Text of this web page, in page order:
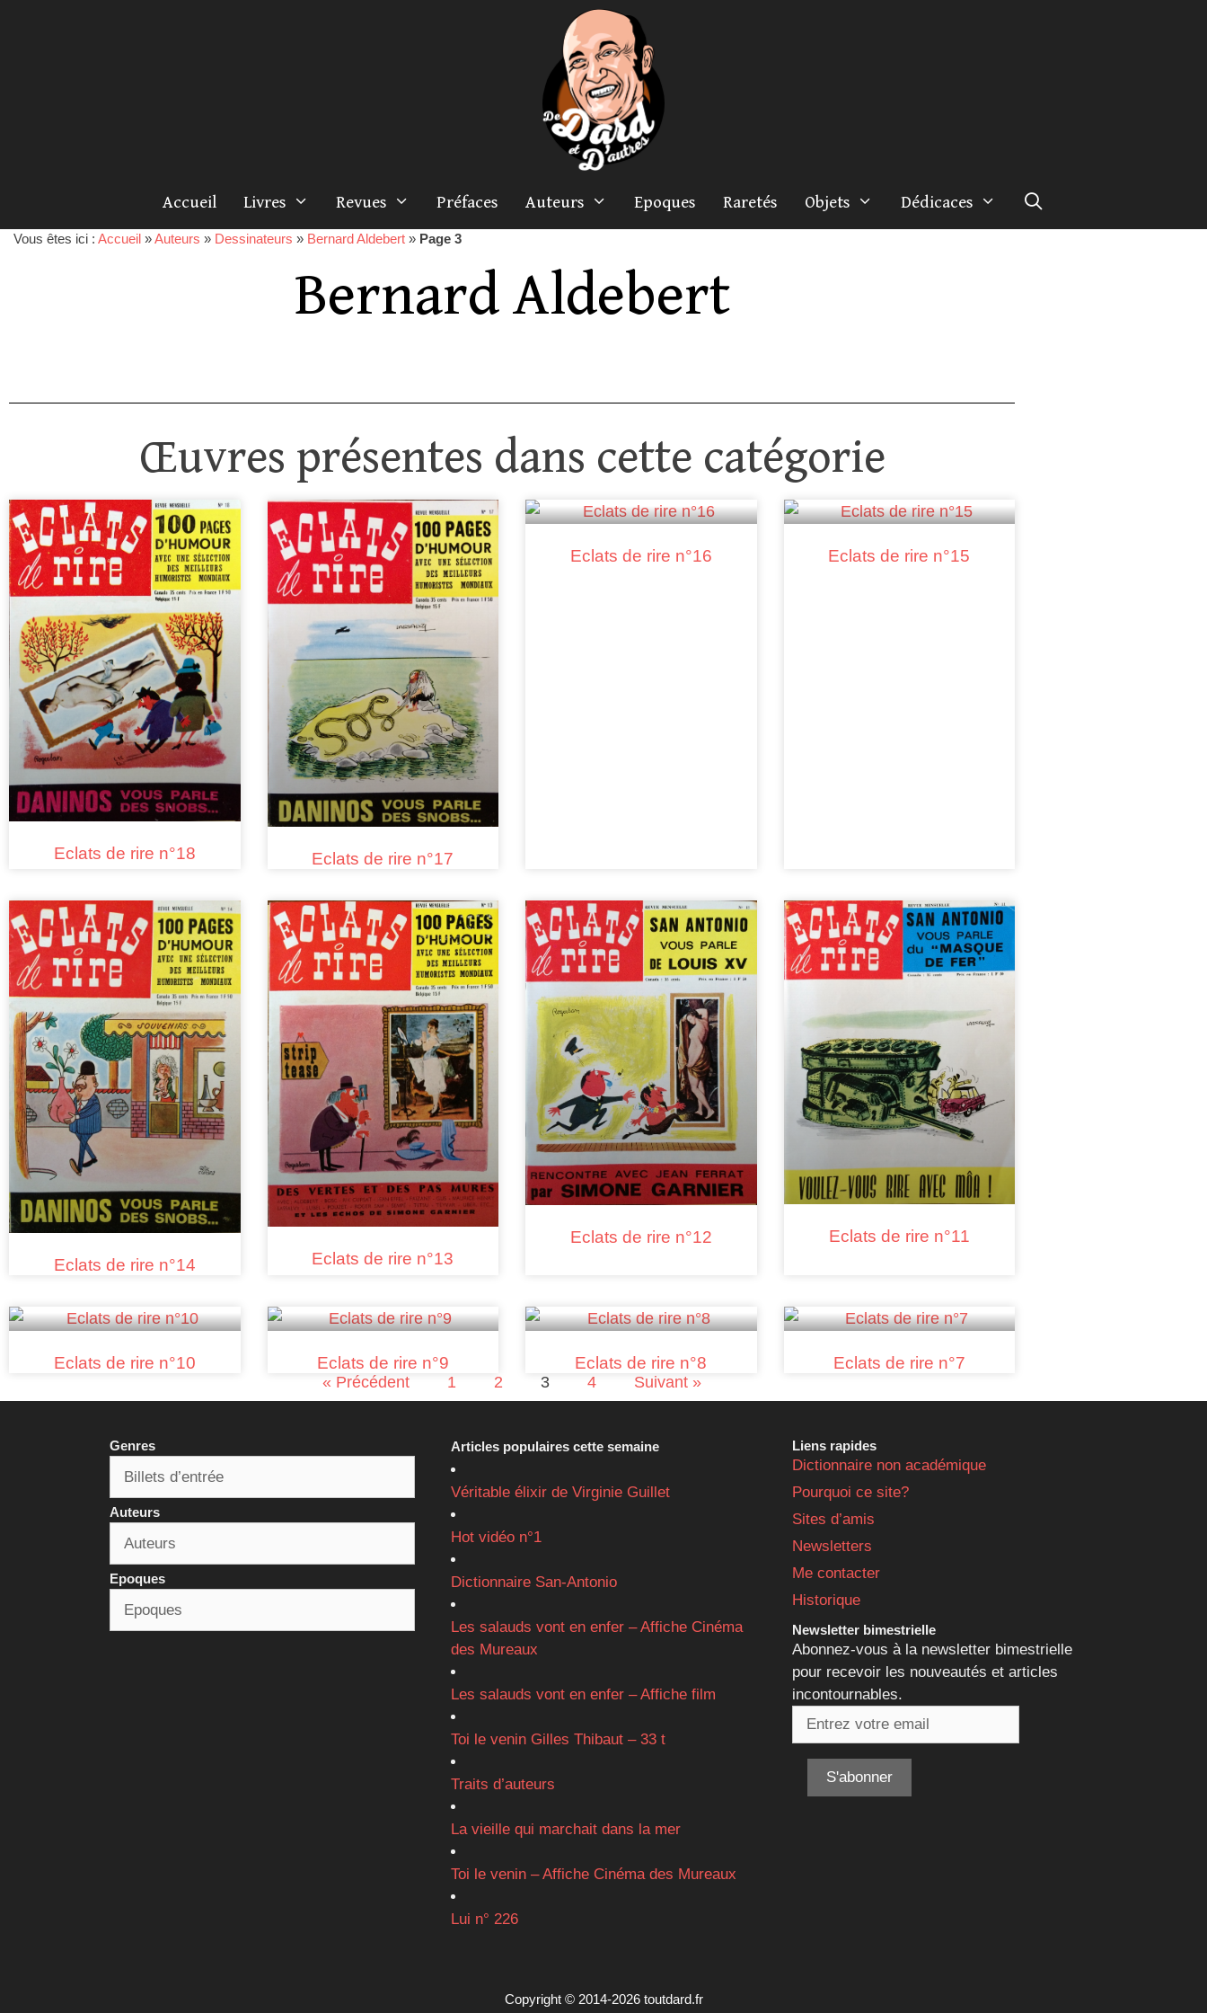
Accueil Livres Revues Préfaces Auteurs Epoques Raretés Objets Dédicaces
Vous êtes ici : Accueil »Auteurs » Dessinateurs » Bernard Aldebert » Page 3
Bernard Aldebert
Œuvres présentes dans cette catégorie
Eclats de rire n°18 Eclats de rire n°17
Eclats de rire n°16 Eclats de rire n°15
Eclats de rire n°14 Eclats de rire n°13
Eclats de rire n°12 Eclats de rire n°11
Eclats de rire n°10 Eclats de rire n°9 Eclats de rire n°8 Eclats de rire n°7
« Précédent 1 2 3 4 Suivant »
Genres
Auteurs
Epoques
Articles populaires cette semaine
Véritable élixir de Virginie Guillet
Hot vidéo n°1
Dictionnaire San-Antonio
Les salauds vont en enfer – Affiche Cinéma
des Mureaux
Les salauds vont en enfer – Affiche film
Toi le venin Gilles Thibaut – 33 t
Traits d’auteurs
La vieille qui marchait dans la mer
Toi le venin – Affiche Cinéma des Mureaux
Lui n° 226
Liens rapides
Dictionnaire non académique
Pourquoi ce site?
Sites d’amis
Newsletters
Me contacter
Historique
Newsletter bimestrielle
Abonnez-vous à la newsletter bimestrielle
pour recevoir les nouveautés et articles
incontournables.
Copyright © 2014-2026 toutdard.fr